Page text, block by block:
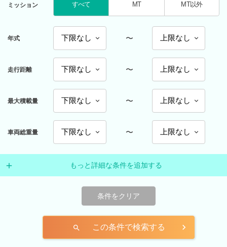
ミッション すべて MT MT以外
年式 〜
走行距離 〜
最大積載量 〜
車両総重量 〜
もっと詳細な条件を追加する
条件をクリア
search この条件で検索する